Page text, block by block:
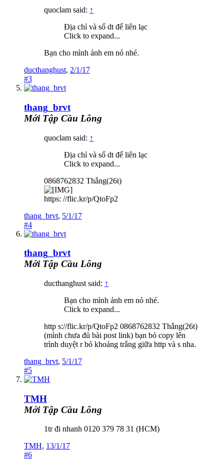
quoclam said: ↑
Địa chỉ và số dt để liên lạc
Click to expand...
Bạn cho mình ảnh em nó nhé.
ducthanghust, 2/1/17
#3
thang_brvt
Mới Tập Cầu Lông
quoclam said: ↑
Địa chỉ và số dt để liên lạc
Click to expand...
0868762832 Thắng(26t)
https: //flic.kr/p/QtoFp2
thang_brvt, 5/1/17
#4
thang_brvt
Mới Tập Cầu Lông
ducthanghust said: ↑
Bạn cho mình ảnh em nó nhé.
Click to expand...
http s://flic.kr/p/QtoFp2 0868762832 Thắng(26t)
(mình chưa đủ bài post link) bạn bỏ copy lên
trình duyệt r bỏ khoảng trắng giữa http và s nha.
thang_brvt, 5/1/17
#5
TMH
Mới Tập Cầu Lông
1tr đi nhanh 0120 379 78 31 (HCM)
TMH, 13/1/17
#6